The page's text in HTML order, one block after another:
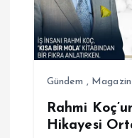
m
e
Gündem , Magazin
Rahmi
Hikayesi